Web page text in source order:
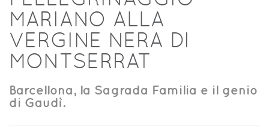
MARIANO ALLA
VERGINE NERA DI
MONTSERRAT
Barcellona, la Sagrada Familia e il genio
di Gaudì.